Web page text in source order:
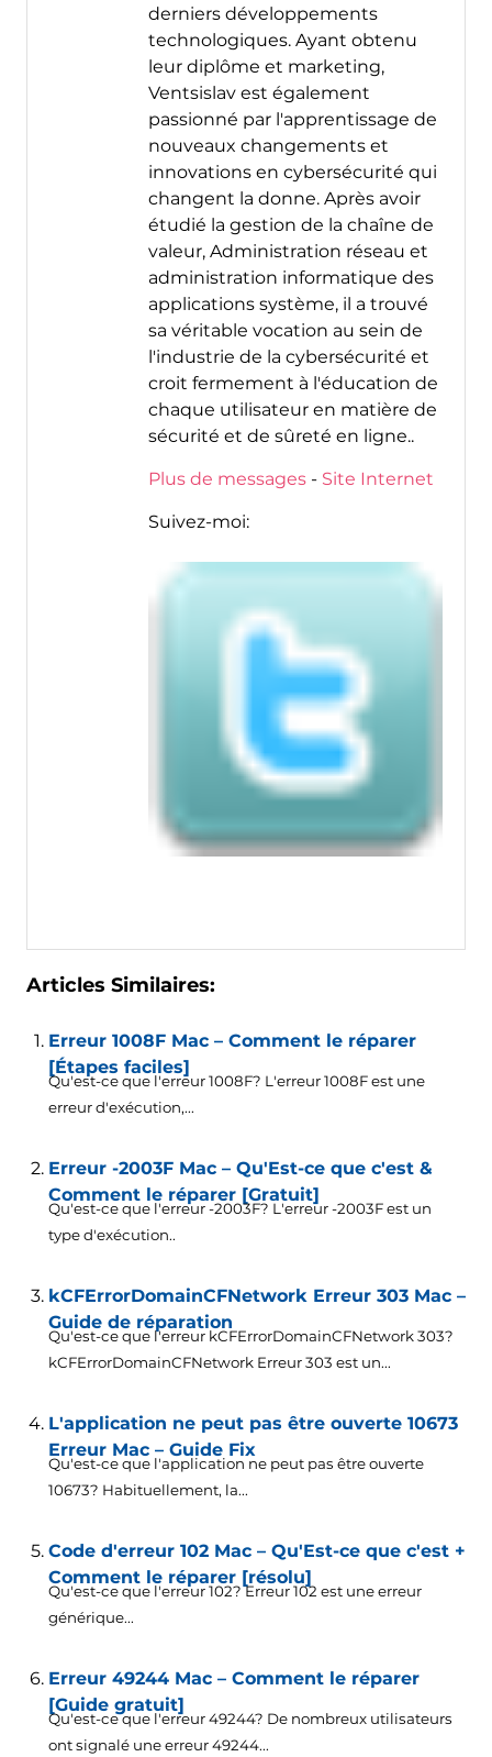
derniers développements
technologiques. Ayant obtenu
leur diplôme et marketing,
Ventsislav est également
passionné par l'apprentissage de
nouveaux changements et
innovations en cybersécurité qui
changent la donne. Après avoir
étudié la gestion de la chaîne de
valeur, Administration réseau et
administration informatique des
applications système, il a trouvé
sa véritable vocation au sein de
l'industrie de la cybersécurité et
croit fermement à l'éducation de
chaque utilisateur en matière de
sécurité et de sûreté en ligne..
Plus de messages- Site Internet
Suivez-moi:
Articles Similaires:
Erreur 1008F Mac – Comment le réparer
[Étapes faciles]
Qu'est-ce que l'erreur 1008F? L'erreur 1008F est une
erreur d'exécution,...
Erreur -2003F Mac – Qu'Est-ce que c'est &
Comment le réparer [Gratuit]
Qu'est-ce que l'erreur -2003F? L'erreur -2003F est un
type d'exécution..
kCFErrorDomainCFNetwork Erreur 303 Mac –
Guide de réparation
Qu'est-ce que l'erreur kCFErrorDomainCFNetwork 303?
kCFErrorDomainCFNetwork Erreur 303 est un...
L'application ne peut pas être ouverte 10673
Erreur Mac – Guide Fix
Qu'est-ce que l'application ne peut pas être ouverte
10673? Habituellement, la...
Code d'erreur 102 Mac – Qu'Est-ce que c'est +
Comment le réparer [résolu]
Qu'est-ce que l'erreur 102? Erreur 102 est une erreur
générique...
Erreur 49244 Mac – Comment le réparer
[Guide gratuit]
Qu'est-ce que l'erreur 49244? De nombreux utilisateurs
ont signalé une erreur 49244...